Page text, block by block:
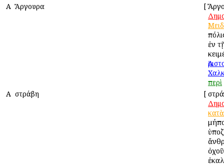
Α Ἄργουρα [
ἐν
περὶ
Α Ἀστράβη [
κατὰ